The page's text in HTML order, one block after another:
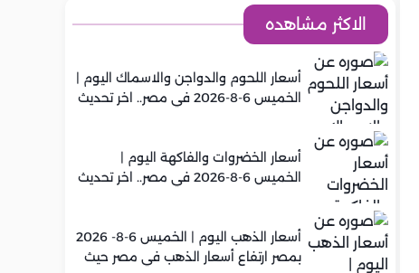
الاكثر مشاهده
أسعار اللحوم والدواجن والاسماك اليوم |
الخميس 6-8-2026 في مصر.. اخر تحديث
أسعار الخضروات والفاكهة اليوم |
الخميس 6-8-2026 في مصر.. اخر تحديث
أسعار الذهب اليوم | الخميس 6-8- 2026
بمصر ارتفاع أسعار الذهب في مصر حيث